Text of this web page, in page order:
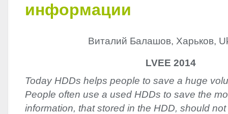
информации
Виталий Балашов, Харьков,
LVEE 2014
Today HDDs helps people to save a huge
People often use a used HDDs to save the
information, that stored in the HDD, should